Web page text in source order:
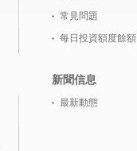
常見問題
每日投資額度餘額
新聞信息
最新動態